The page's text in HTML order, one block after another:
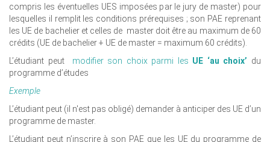
compris les éventuelles UES imposées par le jury de master) pour
lesquelles il remplit les conditions prérequises ; son PAE reprenant
les UE de bachelier et celles de master doit être au maximum de 60
crédits (UE de bachelier + UE de master = maximum 60 crédits).
L’étudiant peut modifier son choix parmi les UE ‘au choix’ du
programme d’études
Exemple
L’étudiant peut (il n'est pas obligé) demander à anticiper des UE d’un
programme de master.
L’étudiant peut n’inscrire à son PAE que les UE du programme de